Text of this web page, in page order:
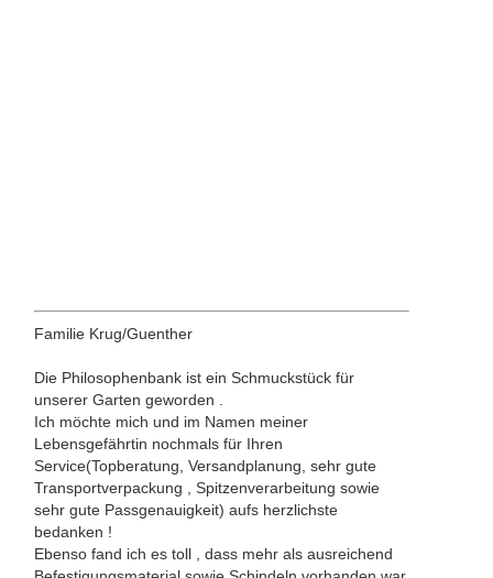
Familie Krug/Guenther
Die Philosophenbank ist ein Schmuckstück für
unserer Garten geworden .
Ich möchte mich und im Namen meiner
Lebensgefährtin nochmals für Ihren
Service(Topberatung, Versandplanung, sehr gute
Transportverpackung , Spitzenverarbeitung sowie
sehr gute Passgenauigkeit) aufs herzlichste
bedanken !
Ebenso fand ich es toll , dass mehr als ausreichend